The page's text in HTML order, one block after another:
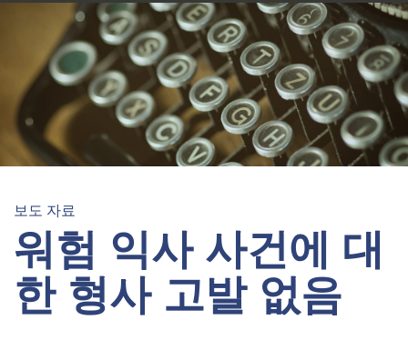
보도 자료
워험 익사 사건에 대
한 형사 고발 없음